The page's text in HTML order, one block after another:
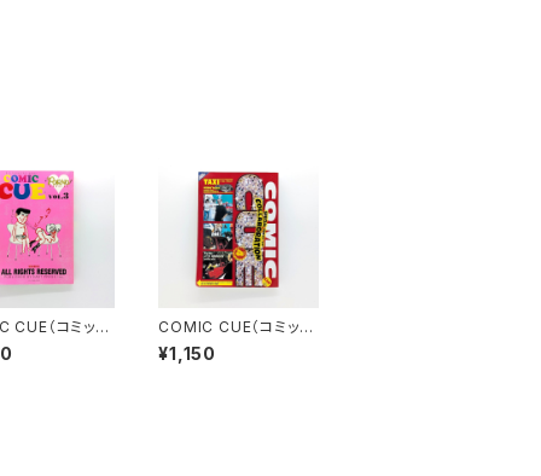
CUE（コミッ
ー）Vol.３ 江
任編集
COMIC CUE（コミッ
ク・キュー）Vol.４ 江
口寿史責任編集
¥1,150